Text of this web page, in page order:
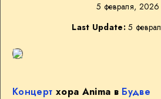
5 февраля, 2026
Last Update:5
Концерт хора Anima в Будве